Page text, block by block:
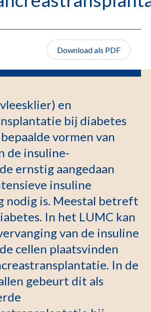
Download als PDF
en
bij diabetes
vormen van
de insuline-
ernstig aangedaan
insuline
nodig is. Meestal betreft
In het LUMC kan
van de insuline
cellen plaatsvinden
In de
gebeurt dit als